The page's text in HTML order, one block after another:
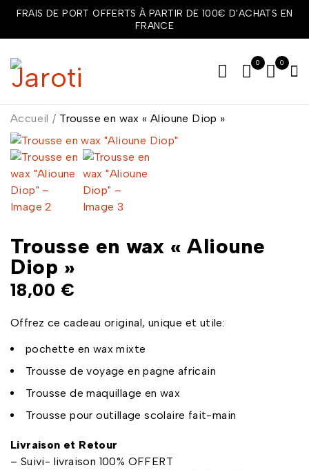
FRAIS DE PORT OFFERTS À PARTIR DE 100€ D'ACHATS EN
FRANCE
0 0
Accueil / Trousse en wax « Alioune Diop »
Trousse en wax « Alioune
Diop »
18,00 €
Offrez ce cadeau original, unique et utile:
pochette en wax mixte
Trousse de voyage en pagne africain
Trousse de maquillage en wax
Trousse pour outillage scolaire fait-main
Livraison et Retour
– Suivi- livraison 100% OFFERT